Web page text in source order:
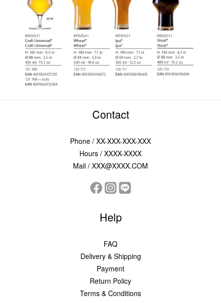
Contact
Phone / XX-XXX-XXX-XXX
Hours / XXXX-XXXX
Mail / XXX@XXXX.COM
Help
FAQ
Delivery & Shipping
Payment
Return Policy
Terms & Conditions